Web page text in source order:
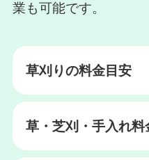
業も可能です。
草刈りの料金目安
草・芝刈・手入れ料